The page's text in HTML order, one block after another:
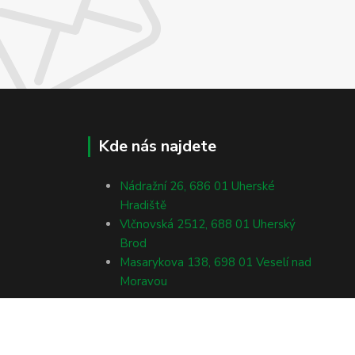
Kde nás najdete
Nádražní 26, 686 01 Uherské
Hradiště
Vlčnovská 2512, 688 01 Uherský
Brod
Masarykova 138, 698 01 Veselí nad
Moravou